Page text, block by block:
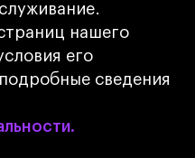
нашего
его
сведения